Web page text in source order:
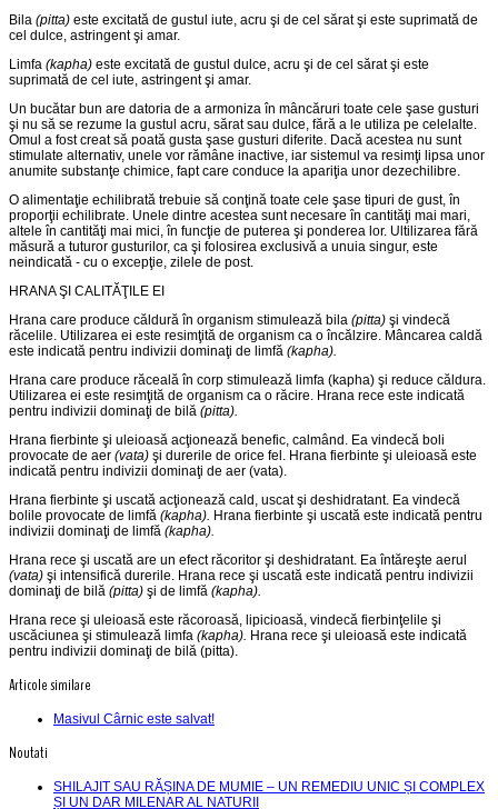
Bila (pitta) este excitată de gustul iute, acru şi de cel sărat şi este suprimată de
cel dulce, astringent şi amar.
Limfa (kapha) este excitată de gustul dulce, acru şi de cel sărat şi este
suprimată de cel iute, astringent şi amar.
Un bucătar bun are datoria de a armoniza în mâncăruri toate cele şase gusturi
şi nu să se rezume la gustul acru, sărat sau dulce, fără a le utiliza pe celelalte.
Omul a fost creat să poată gusta şase gusturi diferite. Dacă acestea nu sunt
stimulate alternativ, unele vor rămâne inactive, iar sistemul va resimţi lipsa unor
anumite sub­stanţe chimice, fapt care conduce la apariţia unor dezechilibre.
O alimentaţie echilibrată trebuie să conţină toate cele şase tipuri de gust, în
proporţii echilibrate. Unele dintre acestea sunt necesare în cantităţi mai mari,
altele în cantităţi mai mici, în funcţie de puterea şi ponderea lor. Ultilizarea fără
măsură a tuturor gusturilor, ca şi folosirea exclusivă a unuia singur, este
neindicată - cu o excepţie, zilele de post.
HRANA ŞI CALITĂŢILE EI
Hrana care produce căldură în organism stimulează bila (pitta) şi vindecă
răcelile. Utilizarea ei este resimţită de organism ca o încălzire. Mâncarea caldă
este indicată pentru indivizii dominaţi de limfă (kapha).
Hrana care produce răceală în corp stimulează limfa (kapha) şi reduce căldura.
Utilizarea ei este resimţită de organism ca o răcire. Hrana rece este indicată
pentru indivizii dominaţi de bilă (pitta).
Hrana fierbinte şi uleioasă acţionează benefic, calmând. Ea vin­decă boli
provocate de aer (vata) şi durerile de orice fel. Hrana fierbinte şi uleioasă este
indicată pentru indivizii dominaţi de aer (vata).
Hrana fierbinte şi uscată acţionează cald, uscat şi deshidratant. Ea vindecă
bolile provocate de limfă (kapha). Hrana fierbinte şi uscată este indicată pentru
indivizii dominaţi de limfă (kapha).
Hrana rece şi uscată are un efect răcoritor şi deshidratant. Ea întăreşte aerul
(vata) şi intensifică durerile. Hrana rece şi uscată este indicată pentru indivizii
dominaţi de bilă (pitta) şi de limfă (kapha).
Hrana rece şi uleioasă este răcoroasă, lipicioasă, vindecă fier­binţelile şi
uscăciunea şi stimulează limfa (kapha). Hrana rece şi uleioasă este indicată
pentru indivizii dominaţi de bilă (pitta).
Articole similare
Masivul Cârnic este salvat!
Noutati
SHILAJIT SAU RĂȘINA DE MUMIE – UN REMEDIU UNIC ȘI COMPLEX
ȘI UN DAR MILENAR AL NATURII